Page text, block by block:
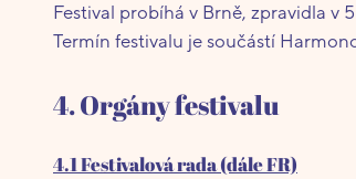
Festival probíhá v Brně, zpravidla v
Termín festivalu je součástí
4. Orgány festivalu
4.1 Festivalová rada (dále FR)